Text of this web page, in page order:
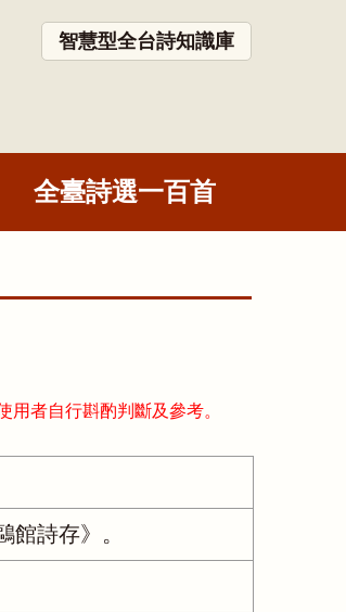
智慧型全台詩知識庫
全臺詩選一百首
者自行斟酌判斷及參考。
詩存》。